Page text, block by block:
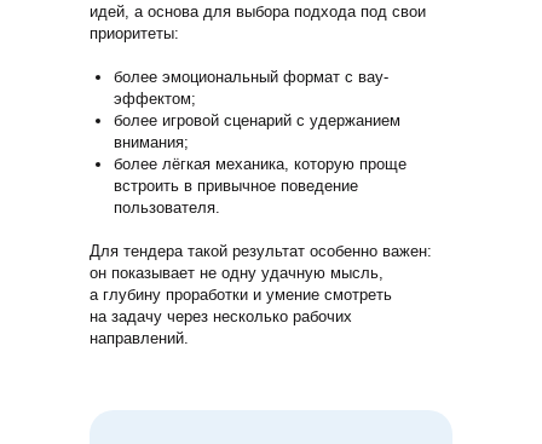
идей, а основа для выбора подхода под свои
приоритеты:
более эмоциональный формат с вау-
эффектом;
более игровой сценарий с удержанием
внимания;
более лёгкая механика, которую проще
встроить в привычное поведение
пользователя.
Для тендера такой результат особенно важен:
он показывает не одну удачную мысль,
а глубину проработки и умение смотреть
на задачу через несколько рабочих
направлений.